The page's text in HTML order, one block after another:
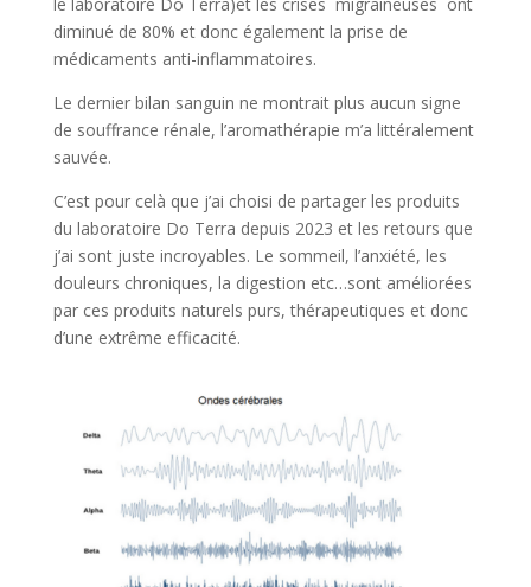
diminué de 80% et donc également la prise de
médicaments anti-inflammatoires.
Le dernier bilan sanguin ne montrait plus aucun signe
de souffrance rénale, l’aromathérapie m’a littéralement
sauvée.
C’est pour celà que j’ai choisi de partager les produits
du laboratoire Do Terra depuis 2023 et les retours que
j’ai sont juste incroyables. Le sommeil, l’anxiété, les
douleurs chroniques, la digestion etc…sont améliorées
par ces produits naturels purs, thérapeutiques et donc
d’une extrême efficacité.